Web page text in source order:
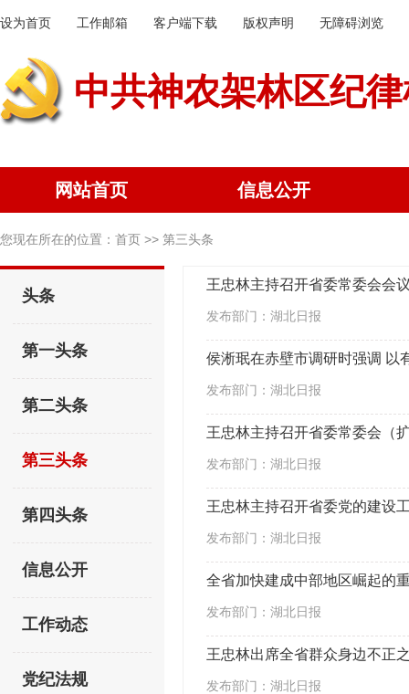
设为首页 工作邮箱 客户端下载 版权声明 无障碍浏览
中共神农架林区纪
网站首页 信息公开
您现在所在的位置： 首页 >> 第三头条
头条
第一头条
第二头条
第三头条
第四头条
信息公开
工作动态
党纪法规
发布部门：湖北日报
侯淅珉在赤壁市调研时强调 以
发布部门：湖北日报
发布部门：湖北日报
王忠林主持召开省委党的建设
发布部门：湖北日报
发布部门：湖北日报
王忠林出席全省群众身边不正
发布部门：湖北日报